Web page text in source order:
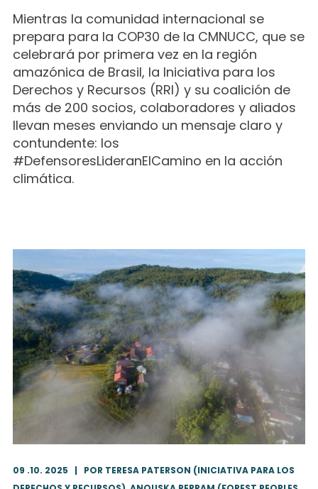
Mientras la comunidad internacional se
prepara para la COP30 de la CMNUCC, que se
celebrará por primera vez en la región
amazónica de Brasil, la Iniciativa para los
Derechos y Recursos (RRI) y su coalición de
más de 200 socios, colaboradores y aliados
llevan meses enviando un mensaje claro y
contundente: los
#DefensoresLideranElCamino en la acción
climática.
09 .10. 2025 | POR TERESA PATERSON (INICIATIVA PARA LOS